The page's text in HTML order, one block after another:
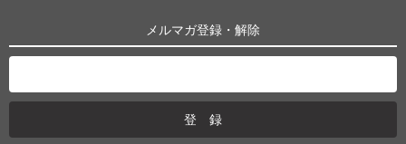
メルマガ登録・解除